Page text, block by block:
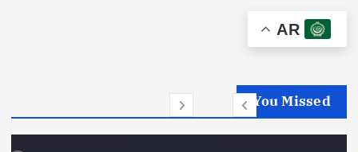
ا
ل
AR
You Missed